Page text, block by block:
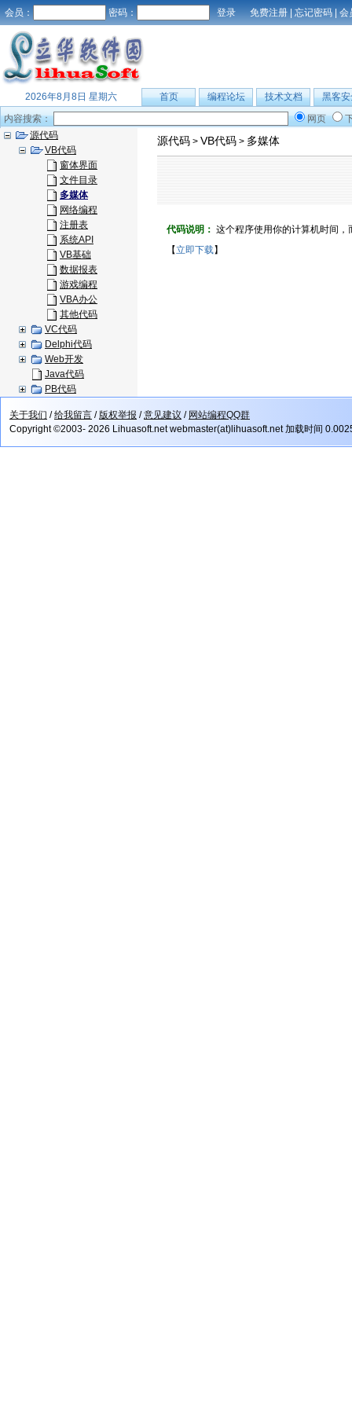
会员： 密码： 免费注册 | 忘记密码 | 会
2026年8月8日 星期六 首页 编程论坛 技术文档
黑客安
内容搜索：
网页
源代码
VB代码
窗体界面
文件目录
多媒体
网络编程
注册表
系统API
VB基础
数据报表
游戏编程
VBA办公
其他代码
VC代码
Delphi代码
Web开发
Java代码
PB代码
源代码 > VB代码 > 多媒体
代码说明： 这个程序使用你的计算机时间
【立即下载】
关于我们 /给我留言 /版权举报 /意见建议 / 网站编程QQ群
Copyright ©2003- 2026 Lihuasoft.net webmaster(at)lihuasoft.net 加载时间